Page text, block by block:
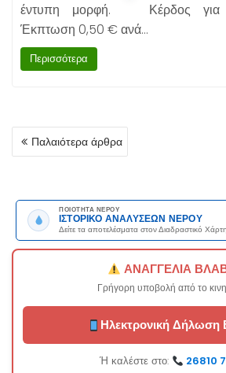
έντυπη μορφή.
Κέρδος για
Έκπτωση 0,50 € ανά…
Περισσότερα
ΠΛΟΉΓΗΣΗ
ΆΡΘΡΩΝ
Παλαιότερα άρθρα
ΠΟΙΟΤΗΤΑ ΝΕΡΟΥ
ΙΣΤΟΡΙΚΟ ΑΝΑΛΥΣΕΩΝ ΝΕΡΟΥ
Δείτε τα αποτελέσματα στον Διαδραστικό Χάρτη
ΑΝΑΓΓΕΛΙΑ
Γρήγορη υποβολή από το
Ηλεκτρονική Δήλωση
Ή καλέστε στο: 26810